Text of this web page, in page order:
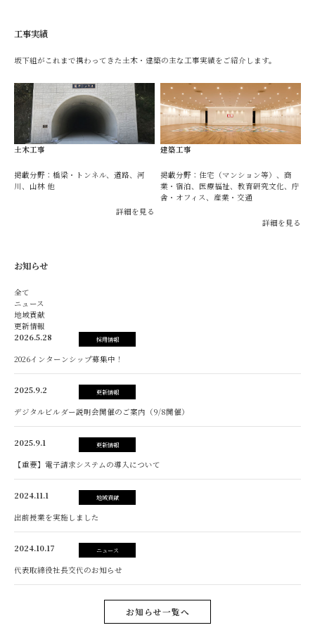
工事実績
坂下組がこれまで携わってきた土木・建築の主な工事実績をご紹介します。
土木工事
掲載分野：橋梁・トンネル、道路、河
川、山林 他
詳細を見る
建築工事
掲載分野：住宅（マンション等）、商
業・宿泊、医療福祉、教育研究文化、庁
舎・オフィス、産業・交通
詳細を見る
お知らせ
全て
ニュース
地域貢献
更新情報
2026.5.28
採用情報
2026インターンシップ募集中！
2025.9.2 更新情報
デジタルビルダー説明会開催のご案内（9/8開催）
2025.9.1 更新情報
【重要】電子請求システムの導入について
2024.11.1 地域貢献
出前授業を実施しました
2024.10.17 ニュース
代表取締役社長交代のお知らせ
お知らせ一覧へ